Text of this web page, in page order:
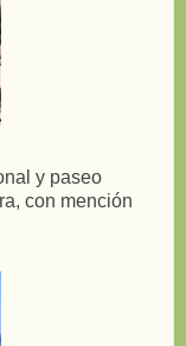
y paseo
con mención